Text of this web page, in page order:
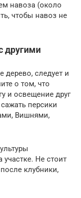
навоза (около
чтобы навоз не
другими
дерево, следует и
о том, что
и освещение друг
персики
Вишнями,
Не стоит
клубники,